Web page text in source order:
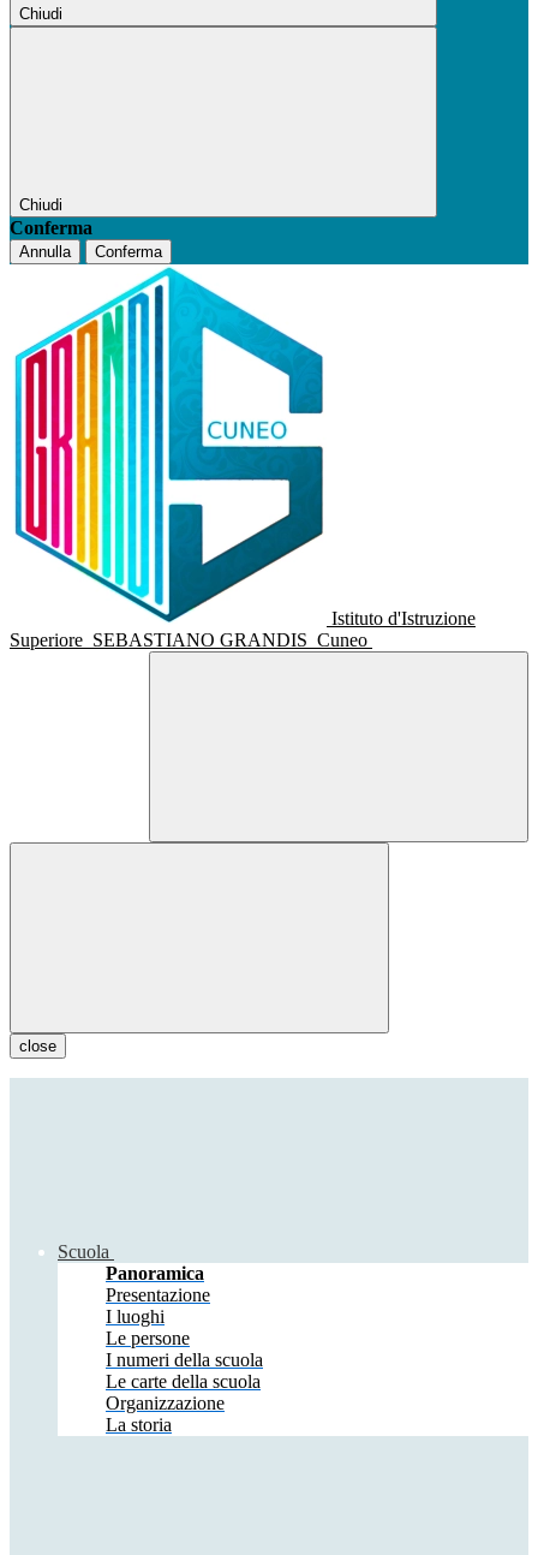
Chiudi
Chiudi
Conferma
Annulla Conferma
Istituto d'Istruzione
Superiore SEBASTIANO GRANDIS Cuneo
close
Scuola
Panoramica
Presentazione
I luoghi
Le persone
I numeri della scuola
Le carte della scuola
Organizzazione
La storia